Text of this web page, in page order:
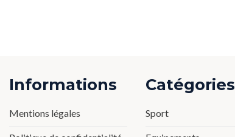
Informations
Mentions légales
Catégories
Sport